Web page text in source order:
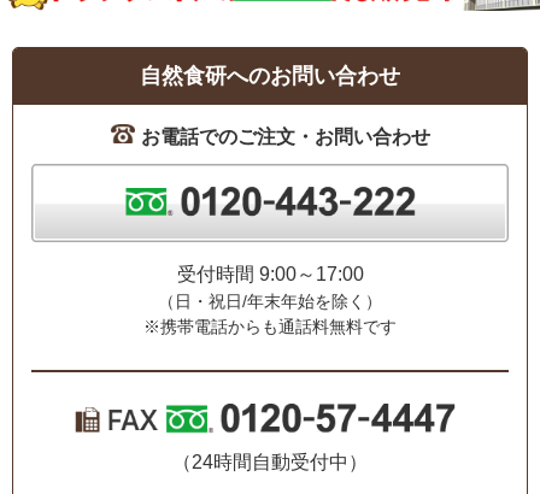
自然食研へのお問い合わせ
お電話でのご注文・お問い合わせ
受付時間 9:00～17:00
（日・祝日/年末年始を除く）
※携帯電話からも通話料無料です
（24時間自動受付中）